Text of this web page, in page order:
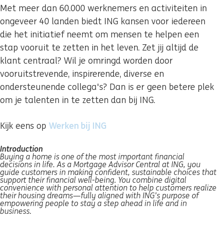
Met meer dan 60.000 werknemers en activiteiten in
ongeveer 40 landen biedt ING kansen voor iedereen
die het initiatief neemt om mensen te helpen een
stap vooruit te zetten in het leven. Zet jij altijd de
klant centraal? Wil je omringd worden door
vooruitstrevende, inspirerende, diverse en
ondersteunende collega's? Dan is er geen betere plek
om je talenten in te zetten dan bij ING.
Kijk eens op Werken bij ING
Introduction
Buying a home is one of the most important financial
decisions in life. As a Mortgage Advisor Central at ING, you
guide customers in making confident, sustainable choices that
support their financial well-being. You combine digital
convenience with personal attention to help customers realize
their housing dreams—fully aligned with ING’s purpose of
empowering people to stay a step ahead in life and in
business.